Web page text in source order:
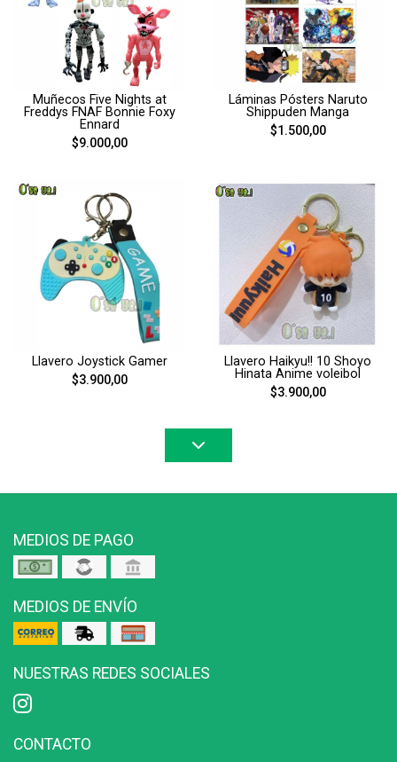
Muñecos Five Nights at
Freddys FNAF Bonnie Foxy
Ennard
$9.000,00
Láminas Pósters Naruto
Shippuden Manga
$1.500,00
Llavero Joystick Gamer
$3.900,00
Llavero Haikyu!! 10 Shoyo
Hinata Anime voleibol
$3.900,00
MEDIOS DE PAGO
MEDIOS DE ENVÍO
NUESTRAS REDES SOCIALES
CONTACTO